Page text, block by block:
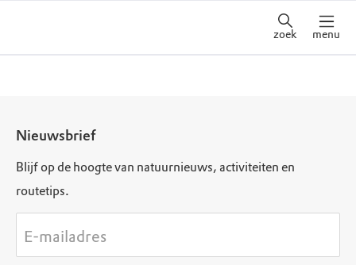
zoek menu
Nieuwsbrief
Blijf op de hoogte van natuurnieuws, activiteiten en
routetips.
E-mailadres